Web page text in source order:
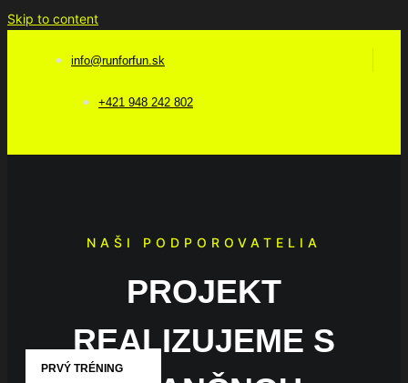
Skip to content
info@runforfun.sk
+421 948 242 802
PRVÝ TRÉNING
NAŠI PODPOROVATELIA
PROJEKT
REALIZUJEME S